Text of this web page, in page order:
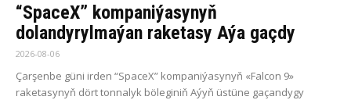
“SpaceX” kompaniýasynyň
dolandyrylmaýan raketasy Aýa gaçdy
2026-08-06
Çarşenbe güni irden “SpaceX” kompaniýasynyň «Falcon 9»
raketasynyň dört tonnalyk böleginiň Aýyň üstüne gaçandygy